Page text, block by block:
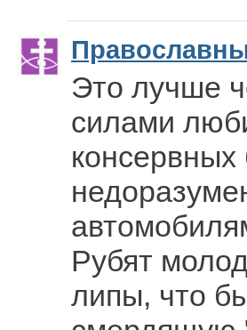
Это лучше
силами
консервных
Рубят
липы, что